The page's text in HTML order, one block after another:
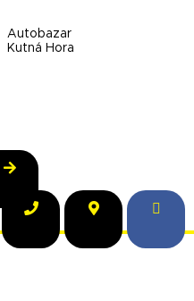
Autobazar
Kutná Hora